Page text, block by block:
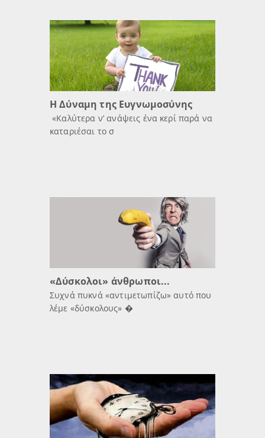
Η Δύναμη της Ευγνωμοσύνης
«Καλύτερα ν’ ανάψεις ένα κερί παρά να
καταριέσαι το σ
«Δύσκολοι» άνθρωποι...
Συχνά πυκνά «αντιμετωπίζω» αυτό που
λέμε «δύσκολους» �